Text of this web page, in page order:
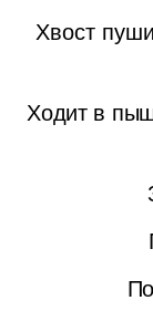
Хвост
Ходит в